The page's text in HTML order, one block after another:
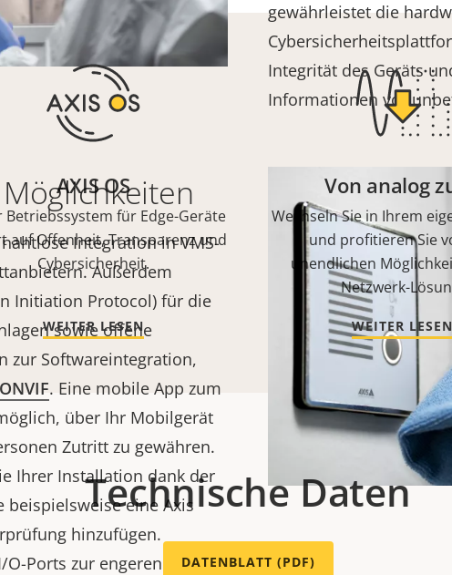
gewährleistet die
Integrität des Geräts
Informationen vor
Integration in VMS-
Außerdem
Initiation Protocol) für die
sowie offene
zur Softwareintegration,
ONVIF. Eine mobile App zum
über Ihr Mobilgerät
Zutritt zu gewähren.
Ihrer Installation dank der
beispielsweise eine Axis
hinzufügen.
Ports zur engeren
AXIS OS
Betriebssystem für Edge-Geräte
auf Offenheit, Transparenz und
Cybersicherheit.
WEITER LESEN
Von analog
Wechseln Sie in Ihrem
und profitieren Sie
unendlichen
Netzwerk-
WEITER
Technische Daten
DATENBLATT (PDF)